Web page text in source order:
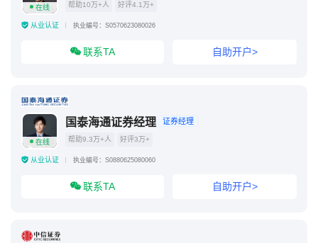
在线 帮助10万+人 好评4.1万+
从业认证 执业编号：S0570623080026
联系TA 自助开户>
在线
国泰海通证券经理 证券经理
帮助9.3万+人 好评3万+
从业认证 执业编号：S0880625080060
联系TA 自助开户>